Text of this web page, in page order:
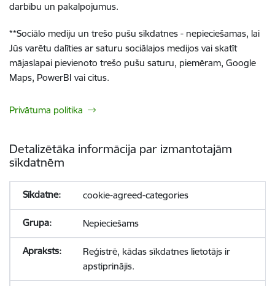
darbību un pakalpojumus.
**Sociālo mediju un trešo pušu sīkdatnes - nepieciešamas, lai
Jūs varētu dalīties ar saturu sociālajos medijos vai skatīt
mājaslapai pievienoto trešo pušu saturu, piemēram, Google
Maps, PowerBI vai citus.
Privātuma politika
Detalizētāka informācija par izmantotajām
sīkdatnēm
cookie-agreed-categories
Nepieciešams
Reģistrē, kādas sīkdatnes lietotājs ir
apstiprinājis.